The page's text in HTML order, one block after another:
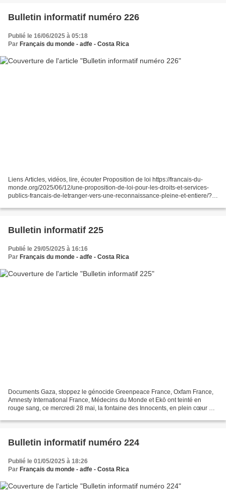
Bulletin informatif numéro 226
Publié le 16/06/2025 à 05:18
Par Français du monde - adfe - Costa Rica
Liens Articles, vidéos, lire, écouter Proposition de loi https://francais-du-
monde.org/2025/06/12/une-proposition-de-loi-pour-les-droits-et-services-
publics-francais-de-letranger-vers-une-reconnaissance-pleine-et-entiere/?
ppl-1517-renforcer-les-droits-et-les-services-publics-des-francais-etablis-
Bulletin informatif 225
Publié le 29/05/2025 à 16:16
Par Français du monde - adfe - Costa Rica
Documents Gaza, stoppez le génocide Greenpeace France, Oxfam France,
Amnesty International France, Médecins du Monde et Ekō ont teinté en
rouge sang, ce mercredi 28 mai, la fontaine des Innocents, en plein cœur de
Bulletin informatif numéro 224
Publié le 01/05/2025 à 18:26
Par Français du monde - adfe - Costa Rica